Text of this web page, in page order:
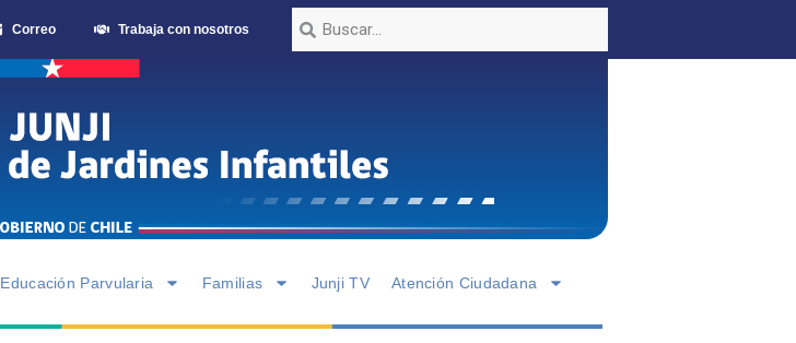
Correo Trabaja con nosotros
Educación Parvularia Familias Junji TV Atención Ciudadana